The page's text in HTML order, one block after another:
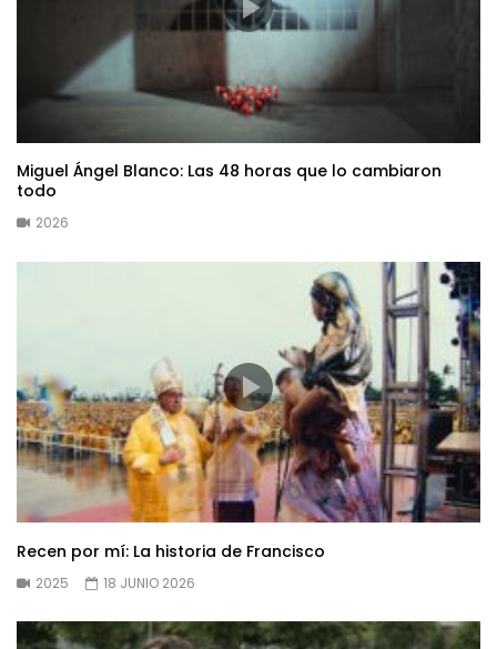
Miguel Ángel Blanco: Las 48 horas que lo cambiaron
todo
2026
Recen por mí: La historia de Francisco
2025 18 JUNIO 2026